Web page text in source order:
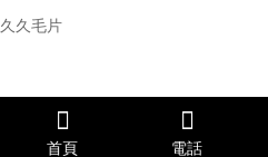
首頁 電話
久久毛片